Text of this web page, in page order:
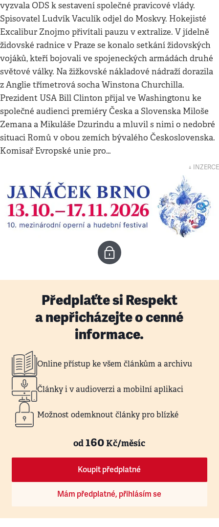
vyzvala ODS k sestavení společné pravicové vlády.
Spisovatel Ludvík Vaculík odjel do Moskvy. Hokejisté
Excalibur Znojmo přivítali pauzu v extralize. V jídelně
židovské radnice v Praze se konalo setkání židovských
vojáků, kteří bojovali ve spojeneckých armádách druhé
světové války. Na žižkovské nákladové nádraží dorazila
z Anglie třímetrová socha Winstona Churchilla.
Prezident USA Bill Clinton přijal ve Washingtonu ke
společné audienci premiéry Česka a Slovenska Miloše
Zemana a Mikuláše Dzurindu a mluvil s nimi o nedobré
situaci Romů v obou zemích bývalého Československa.
Komisař Evropské unie pro…
↓ INZERCE
Předplaťte si Respekt
a nepřicházejte o cenné
informace.
Online přístup ke všem článkům a archivu
Články i v audioverzi a mobilní aplikaci
Možnost odemknout články pro blízké
od160Kč/měsíc
Koupit předplatné
Mám předplatné, přihlásím se